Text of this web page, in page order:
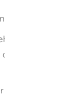
wahrnimmt.